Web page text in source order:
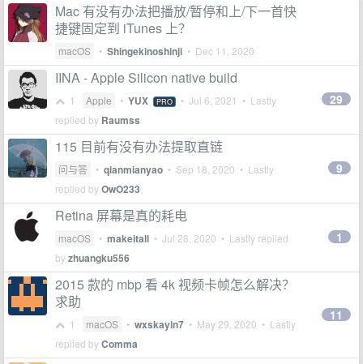
Mac 有没有办法把播放/暂停和上/下一首快
捷键固定到 iTunes 上？
macOS • Shingekinoshinji • Dec 11, 2020
IINA - Apple Silicon native build
1 Apple • YUX PRO • Jul 6, 2021 • Lastly
replied by Raumss
29
115 目前有没有办法提取直链
问与答 • qianmianyao • Sep 18, 2020 • Lastly
replied byOwO233
9
Retina 屏幕是真的耗电
macOS • makeitall • Jul 28, 2020 • Lastly replied
byzhuangku556
1
2015 款的 mbp 看 4k 视频卡帧怎么解决？
求助
1 macOS • wxskayin7 • May 29, 2020 • Lastly
replied byComma
11